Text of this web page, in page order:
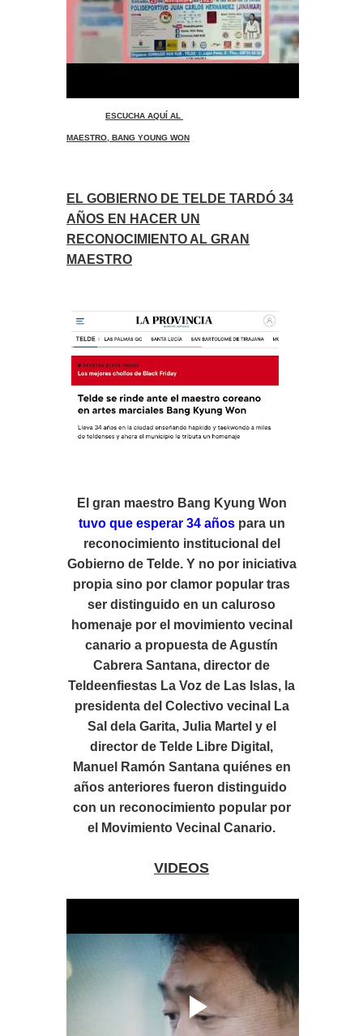
ESCUCHA AQUÍ AL
MAESTRO, BANG YOUNG WON
EL GOBIERNO DE TELDE TARDÓ 34
AÑOS EN HACER UN
RECONOCIMIENTO AL GRAN
MAESTRO
El gran maestro Bang Kyung Won
tuvo que esperar 34 añospara un
reconocimiento institucional del
Gobierno de Telde. Y no por iniciativa
propia sino por clamor popular tras
ser distinguido en un caluroso
homenaje por el movimiento vecinal
canario a propuesta de Agustín
Cabrera Santana, director de
Teldeenfiestas La Voz de Las Islas, la
presidenta del Colectivo vecinal La
Sal dela Garita, Julia Martel y el
director de Telde Libre Digital,
Manuel Ramón Santana quiénes en
años anteriores fueron distinguido
con un reconocimiento popular por
el Movimiento Vecinal Canario.
VIDEOS